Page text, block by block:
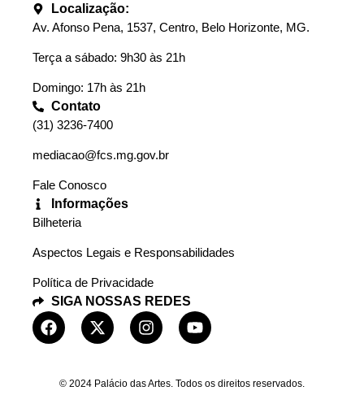
Localização:
Av. Afonso Pena, 1537, Centro, Belo Horizonte, MG.
Terça a sábado: 9h30 às 21h
Domingo: 17h às 21h
Contato
(31) 3236-7400
mediacao@fcs.mg.gov.br
Fale Conosco
Informações
Bilheteria
Aspectos Legais e Responsabilidades
Política de Privacidade
SIGA NOSSAS REDES
© 2024 Palácio das Artes. Todos os direitos reservados.